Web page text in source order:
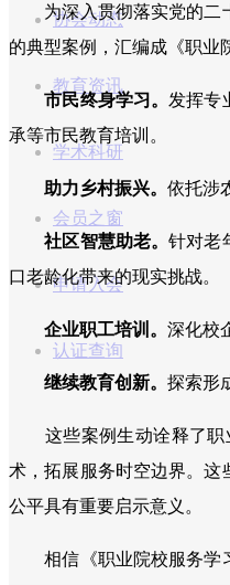
协会动态
教育资讯
学术科研
会员之窗
申请入会
认证查询
为深入贯彻落实党的二十
的典型案例，汇编成《职业
市民终身学习。 发挥专
承等市民教育培训。
助力乡村振兴。 依托涉
社区智慧助老。针对老
口老龄化带来的现实挑战。
企业职工培训。 深化校
继续教育创新。 探索形
这些案例生动诠释了职业
术，拓展服务时空边界。这
公平具有重要启示意义。
相信《职业院校服务学习